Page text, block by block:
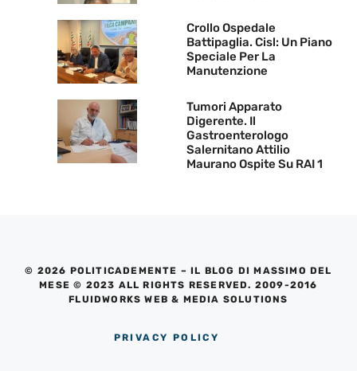
Crollo Ospedale
Battipaglia. Cisl: Un Piano
Speciale Per La
Manutenzione
Tumori Apparato
Digerente. Il
Gastroenterologo
Salernitano Attilio
Maurano Ospite Su RAI 1
© 2026 POLITICADEMENTE – IL BLOG DI MASSIMO DEL
MESE © 2023 ALL RIGHTS RESERVED. 2009-2016
FLUIDWORKS WEB & MEDIA SOLUTIONS
PRIVACY POLICY